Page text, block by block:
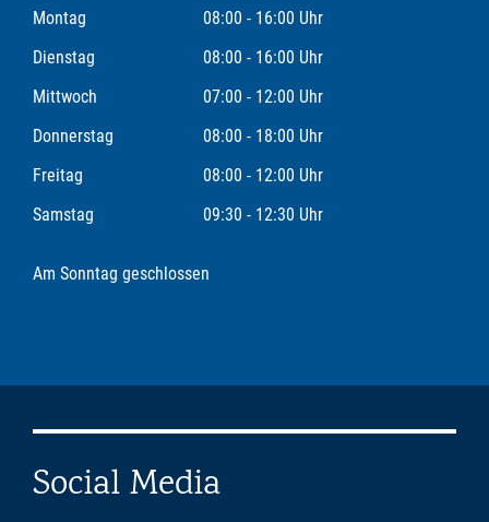
Montag
08:00 - 16:00 Uhr
Dienstag
08:00 - 16:00 Uhr
Mittwoch
07:00 - 12:00 Uhr
Donnerstag
08:00 - 18:00 Uhr
Freitag
08:00 - 12:00 Uhr
Samstag
09:30 - 12:30 Uhr
Am Sonntag geschlossen
Social Media